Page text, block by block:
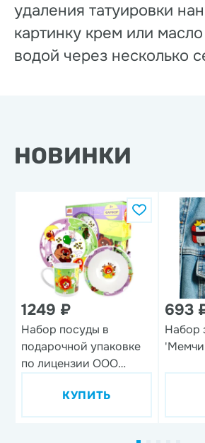
удаления татуировки
картинку крем или
водой через несколько
НОВИНКИ
1249 ₽
Набор посуды в
подарочной упаковке
по лицензии ООО
дизайн 1, 3 предмета,
фарфор
КУПИТЬ
693
Набор